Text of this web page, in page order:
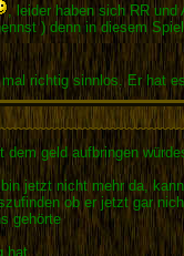
, leider haben sich RR und
) denn in diesem
richtig sinnlos. Er hat
geld aufbringen
jetzt nicht mehr da,
ob er jetzt gar
gehörte
hat